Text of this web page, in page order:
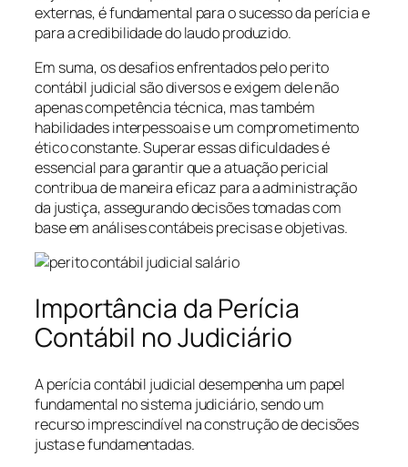
externas, é fundamental para o sucesso da perícia e
para a credibilidade do laudo produzido.
Em suma, os desafios enfrentados pelo perito
contábil judicial são diversos e exigem dele não
apenas competência técnica, mas também
habilidades interpessoais e um comprometimento
ético constante. Superar essas dificuldades é
essencial para garantir que a atuação pericial
contribua de maneira eficaz para a administração
da justiça, assegurando decisões tomadas com
base em análises contábeis precisas e objetivas.
Importância da Perícia
Contábil no Judiciário
A perícia contábil judicial desempenha um papel
fundamental no sistema judiciário, sendo um
recurso imprescindível na construção de decisões
justas e fundamentadas.